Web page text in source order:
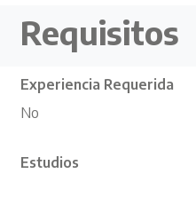
Requisitos
Experiencia Requerida
No
Estudios